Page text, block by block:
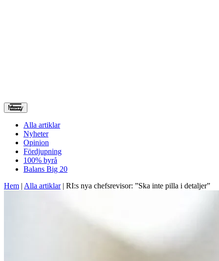
Meny
Alla artiklar
Nyheter
Opinion
Fördjupning
100% byrå
Balans Big 20
Hem | Alla artiklar| RI:s nya chefsrevisor: ”Ska inte pilla i detaljer”